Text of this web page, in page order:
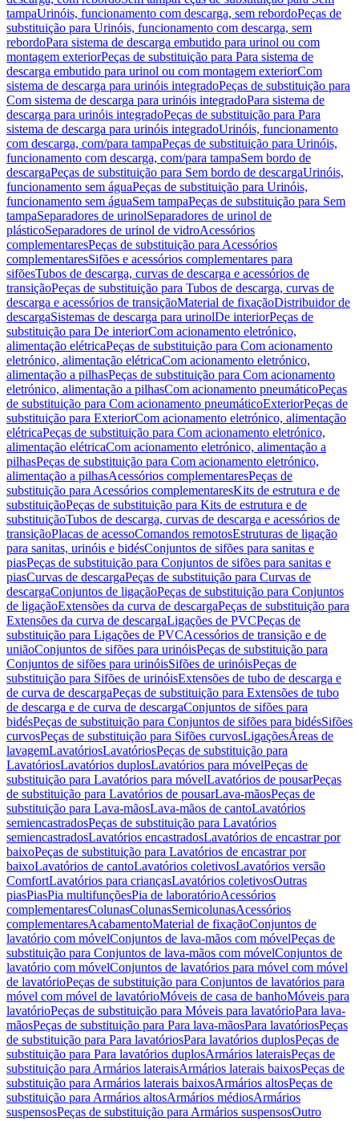
tampaUrinóis, funcionamento com descarga, sem rebordoPeças de
substituição para Urinóis, funcionamento com descarga, sem
rebordoPara sistema de descarga embutido para urinol ou com
montagem exteriorPeças de substituição para Para sistema de
descarga embutido para urinol ou com montagem exteriorCom
sistema de descarga para urinóis integradoPeças de substituição para
Com sistema de descarga para urinóis integradoPara sistema de
descarga para urinóis integradoPeças de substituição para Para
sistema de descarga para urinóis integradoUrinóis, funcionamento
com descarga, com/para tampaPeças de substituição para Urinóis,
funcionamento com descarga, com/para tampaSem bordo de
descargaPeças de substituição para Sem bordo de descargaUrinóis,
funcionamento sem águaPeças de substituição para Urinóis,
funcionamento sem águaSem tampaPeças de substituição para Sem
tampaSeparadores de urinolSeparadores de urinol de
plásticoSeparadores de urinol de vidroAcessórios
complementaresPeças de substituição para Acessórios
complementaresSifões e acessórios complementares para
sifõesTubos de descarga, curvas de descarga e acessórios de
transiçãoPeças de substituição para Tubos de descarga, curvas de
descarga e acessórios de transiçãoMaterial de fixaçãoDistribuidor de
descargaSistemas de descarga para urinolDe interiorPeças de
substituição para De interiorCom acionamento eletrónico,
alimentação elétricaPeças de substituição para Com acionamento
eletrónico, alimentação elétricaCom acionamento eletrónico,
alimentação a pilhasPeças de substituição para Com acionamento
eletrónico, alimentação a pilhasCom acionamento pneumáticoPeças
de substituição para Com acionamento pneumáticoExteriorPeças de
substituição para ExteriorCom acionamento eletrónico, alimentação
elétricaPeças de substituição para Com acionamento eletrónico,
alimentação elétricaCom acionamento eletrónico, alimentação a
pilhasPeças de substituição para Com acionamento eletrónico,
alimentação a pilhasAcessórios complementaresPeças de
substituição para Acessórios complementaresKits de estrutura e de
substituiçãoPeças de substituição para Kits de estrutura e de
substituiçãoTubos de descarga, curvas de descarga e acessórios de
transiçãoPlacas de acessoComandos remotosEstruturas de ligação
para sanitas, urinóis e bidésConjuntos de sifões para sanitas e
piasPeças de substituição para Conjuntos de sifões para sanitas e
piasCurvas de descargaPeças de substituição para Curvas de
descargaConjuntos de ligaçãoPeças de substituição para Conjuntos
de ligaçãoExtensões da curva de descargaPeças de substituição para
Extensões da curva de descargaLigações de PVCPeças de
substituição para Ligações de PVCAcessórios de transição e de
uniãoConjuntos de sifões para urinóisPeças de substituição para
Conjuntos de sifões para urinóisSifões de urinóisPeças de
substituição para Sifões de urinóisExtensões de tubo de descarga e
de curva de descargaPeças de substituição para Extensões de tubo
de descarga e de curva de descargaConjuntos de sifões para
bidésPeças de substituição para Conjuntos de sifões para bidésSifões
curvosPeças de substituição para Sifões curvosLigaçõesÁreas de
lavagemLavatóriosLavatóriosPeças de substituição para
LavatóriosLavatórios duplosLavatórios para móvelPeças de
substituição para Lavatórios para móvelLavatórios de pousarPeças
de substituição para Lavatórios de pousarLava-mãosPeças de
substituição para Lava-mãosLava-mãos de cantoLavatórios
semiencastradosPeças de substituição para Lavatórios
semiencastradosLavatórios encastradosLavatórios de encastrar por
baixoPeças de substituição para Lavatórios de encastrar por
baixoLavatórios de cantoLavatórios coletivosLavatórios versão
ComfortLavatórios para criançasLavatórios coletivosOutras
piasPiasPia multifunçõesPia de laboratórioAcessórios
complementaresColunasColunasSemicolunasAcessórios
complementaresAcabamentoMaterial de fixaçãoConjuntos de
lavatório com móvelConjuntos de lava-mãos com móvelPeças de
substituição para Conjuntos de lava-mãos com móvelConjuntos de
lavatório com móvelConjuntos de lavatórios para móvel com móvel
de lavatórioPeças de substituição para Conjuntos de lavatórios para
móvel com móvel de lavatórioMóveis de casa de banhoMóveis para
lavatórioPeças de substituição para Móveis para lavatórioPara lava-
mãosPeças de substituição para Para lava-mãosPara lavatóriosPeças
de substituição para Para lavatóriosPara lavatórios duplosPeças de
substituição para Para lavatórios duplosArmários lateraisPeças de
substituição para Armários lateraisArmários laterais baixosPeças de
substituição para Armários laterais baixosArmários altosPeças de
substituição para Armários altosArmários médiosArmários
suspensosPeças de substituição para Armários suspensosOutro